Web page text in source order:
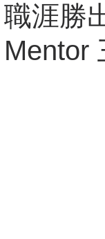
測驗小程
職涯勝
Mentor